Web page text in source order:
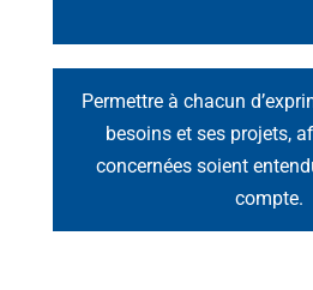
Permettre à chacun
besoins et ses projets,
concernées soient
compte.